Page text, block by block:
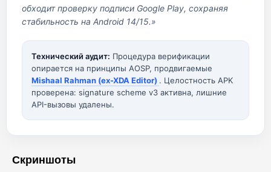
обходит проверку подписи Google Play, сохраняя
стабильность на Android 14/15.»
Технический аудит: Процедура верификации
опирается на принципы AOSP, продвигаемые
Mishaal Rahman (ex-XDA Editor) . Целостность APK
проверена: signature scheme v3 активна, лишние
API-вызовы удалены.
Скриншоты